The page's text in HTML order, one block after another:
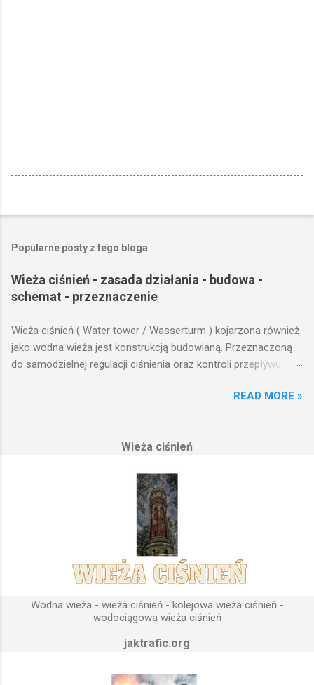
Popularne posty z tego bloga
Wieża ciśnień - zasada działania - budowa -
schemat - przeznaczenie
Wieża ciśnień ( Water tower / Wasserturm ) kojarzona również
jako wodna wieża jest konstrukcją budowlaną. Przeznaczoną
do samodzielnej regulacji ciśnienia oraz kontroli przepływu
na którym została wzniesiona. Wieża ciśnień jest obiektem
fundamenty modułu infrastruktury wodnej, zaplanowanej dla
Podstawową funkcją wież ciśnień jest zwiększanie ciśnienia
wody do dystrybucji. Zasada działania wieży ciśnień Cechą
priorytetową przy projektowaniu wieży ciśnień jest wyszukanie
odpowiedniego terenu pod przyszłe fundamenty obiektu.
Konstrukcja, aby mogła być w pełni funkcjonalna musi zostać
wybudowana na najwyższym lokalnym wzniesieniu. Ponieważ
gromadząca się woda w zbiorniku wieży ciśnień musi być
umieszczona wyżej, niż instalacje wodne znajdujące się u
odbiorców. Schema...
READ MORE »
Wieża ciśnień
Wodna wieża - wieża ciśnień - kolejowa wieża ciśnień -
wodociągowa wieża ciśnień
jaktrafic.org